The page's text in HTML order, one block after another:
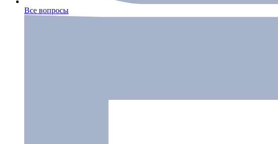
Все вопросы